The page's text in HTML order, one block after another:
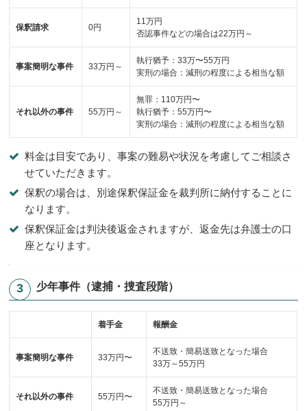
保釈請求 0円
11万円
否認事件などの場合は22万円～
事案簡明な事件 33万円～
執行猶予：33万〜55万円
実刑の場合：減刑の程度による相当な額
それ以外の事件 55万円～
無罪：110万円〜
執行猶予：55万円〜
実刑の場合：減刑の程度による相当な額
料金は目安であり、事案の難易や状況を考慮してご相談さ
せていただきます。
保釈の場合は、別途保釈保証金を裁判所に納付することに
なります。
保釈保証金は判決後返金されますが、返金先は弁護士の口
座となります。
少年事件（逮捕・捜査段階）
着手金 報酬金
事案簡明な事件 33万円〜
不送致・簡易送致となった場合
33万～55万円
それ以外の事件 55万円〜
不送致・簡易送致となった場合
55万円～